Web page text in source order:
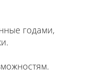
годами,